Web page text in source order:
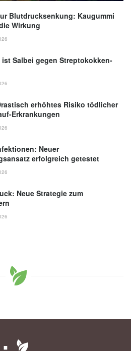
Blutdrucksenkung: Kaugummi
Wirkung
ist Salbei gegen Streptokokken-
erhöhtes Risiko tödlicher
Erkrankungen
Neuer
erfolgreich getestet
Neue Strategie zum